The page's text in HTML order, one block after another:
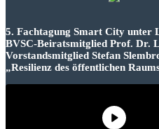
5. Fachtagung Smart City unter
BVSC-Beiratsmitglied Prof. Dr.
Vorstandsmitglied Stefan
„Resilienz des öffentlichen